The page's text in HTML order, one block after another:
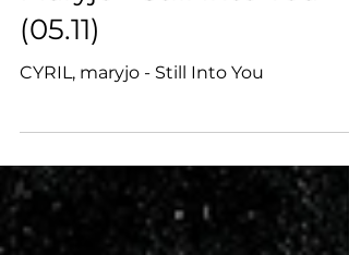
5 lis 2024
SuperNova: CYRIL,
(05.11)
CYRIL, maryjo - Still Into You